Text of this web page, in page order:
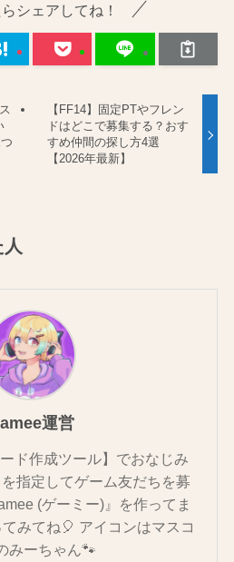
シェアしてね！
【FF14】固定PTやフレン
ドはどこで募集する？おす
すめ仲間の探し方4選
【2026年最新】
人
運営
ド作成ツール】でおなじみ
指定してゲーム友だちを募
(ゲーミー)』を作ってま
みてね🎈 アイコンはマスコ
みーちゃん🐾